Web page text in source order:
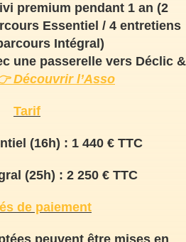
premium pendant 1 an (2
Essentiel / 4 entretiens
Intégral)
une passerelle vers Déclic &
Découvrir l’Asso
Tarif
(16h) : 1 440 € TTC
(25h) : 2 250 € TTC
de paiement
peuvent être mises en